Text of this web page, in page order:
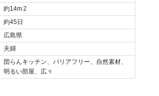
約14m2
約45日
広島県
夫婦
団らんキッチン、バリアフリー、自然素材、
明るい部屋、広々